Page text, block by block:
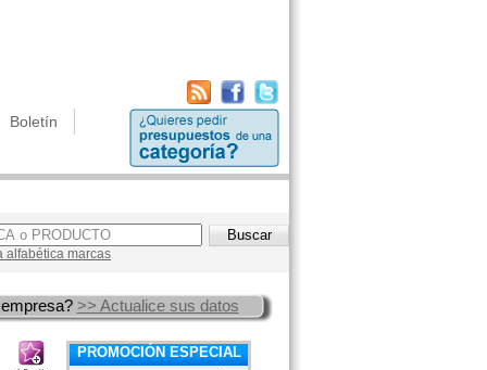
Boletín
alfabética marcas
>> Actualice sus datos
PROMOCIÓN ESPECIAL